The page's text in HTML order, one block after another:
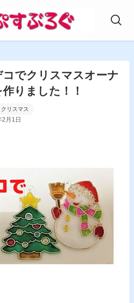
コでクリスマスオーナ
りました！！
クリスマス
月1日